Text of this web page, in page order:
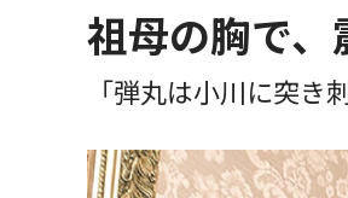
祖母の胸で、
「弾丸は小川に突き